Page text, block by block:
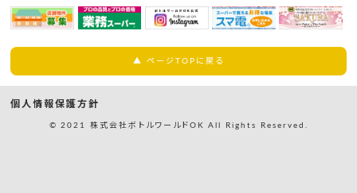
▲ ページTOPに戻る
個人情報保護方針
© 2021 株式会社ボトルワールドOK All Rights Reserved.